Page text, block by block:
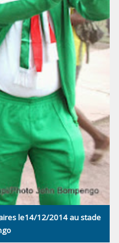
le14/12/2014 au stade